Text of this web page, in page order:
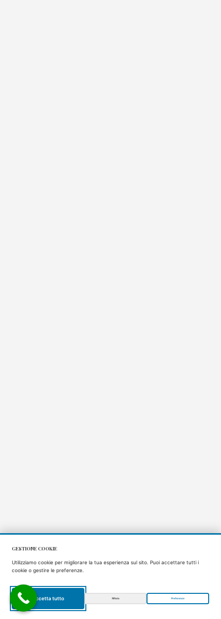
GESTIONE COOKIE
Utilizziamo cookie per migliorare la tua esperienza sul sito. Puoi accettare tutti i
cookie o gestire le preferenze.
Accetta tutto Rifiuta Preferenze